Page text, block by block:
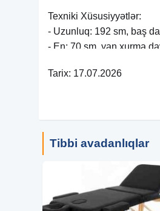
Texniki Xüsusiyyətlər:
- Uzunluq: 192 sm, baş
- En: 70 sm, yan xurma
- Maksimum yük tutumu:
tənzimlənə biləndir
- Qatlanan zaman ölçülər:
- Çəki: 13 kq
Tarix: 17.07.2026
Tibbi avadanlıqlar